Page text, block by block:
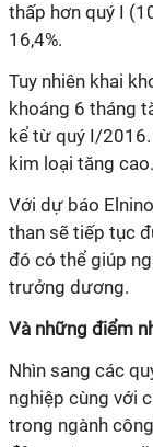
thấp hơn quý I
16,4%.
Tuy nhiên khai
khoáng 6 tháng
kể từ quý I/2016.
kim loại tăng cao.
Với dự báo
than sẽ tiếp tục
đó có thể giúp
trưởng dương.
Và những điểm
Nhìn sang các
nghiệp cùng với
trong ngành